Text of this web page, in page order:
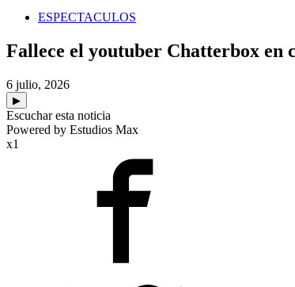
ESPECTACULOS
Fallece el youtuber Chatterbox en
6 julio, 2026
▶
Escuchar esta noticia
Powered by Estudios Max
x1